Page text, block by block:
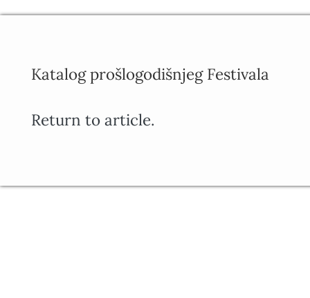
Katalog prošlogodišnjeg Festivala
Return to article.